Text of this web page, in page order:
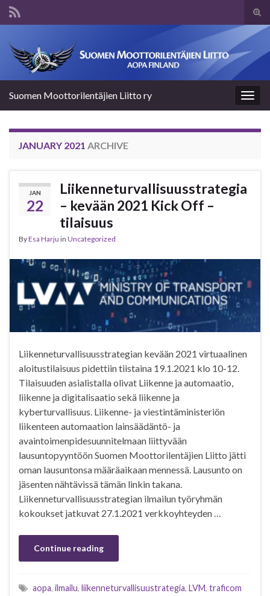
Suomen Moottorilentäjien Liitto ry
JANUARY 2021 ARCHIVE
JAN
22
Liikenneturvallisuusstrategia
– kevään 2021 Kick Off –
tilaisuus
ByEsa Harju in Uncategorized
Liikenneturvallisuusstrategian kevään 2021 virtuaalinen
aloitustilaisuus pidettiin tiistaina 19.1.2021 klo 10-12.
Tilaisuuden asialistalla olivat Liikenne ja automaatio,
liikenne ja digitalisaatio sekä liikenne ja
kyberturvallisuus. Liikenne- ja viestintäministeriön
liikenteen automaation lainsäädäntö- ja
avaintoimenpidesuunnitelmaan liittyvään
lausuntopyyntöön Suomen Moottorilentäjien Liitto jätti
oman lausuntonsa määräaikaan mennessä. Lausunto on
jäsenten nähtävissä tämän linkin takana.
Liikenneturvallisuusstrategian ilmailun työryhmän
kokoukset jatkuvat 27.1.2021 verkkoyhteyden …
Continue reading
aopa, ilmailu, liikenneturvallisuustrategia, LVM, traficom